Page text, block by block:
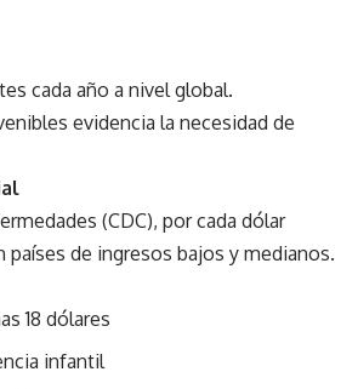
cada año a nivel global.
evidencia la necesidad de
(CDC), por cada dólar
de ingresos bajos y medianos.
18 dólares
infantil